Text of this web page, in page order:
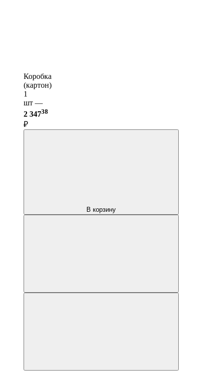
Коробка
(картон)
1
шт —
2 34738
₽
В корзину